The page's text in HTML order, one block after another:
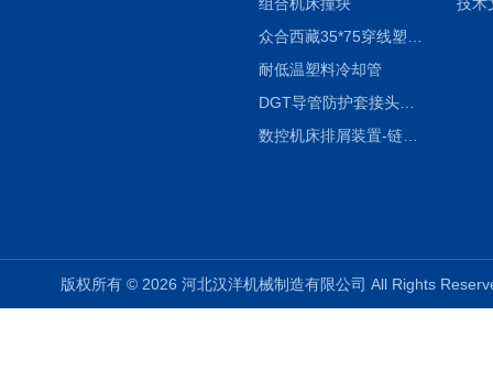
耐低温塑料冷却管
DGT导管防护套接头形式与参数
数控机床排屑装置-链板式排屑机
版权所有 © 2026 河北汉洋机械制造有限公司 All Rights